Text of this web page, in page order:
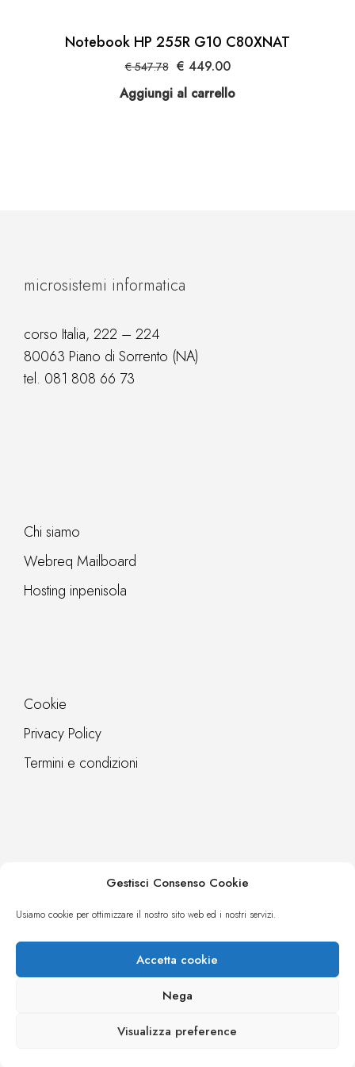
Gestisci Consenso Cookie
Usiamo cookie per ottimizzare il nostro sito web ed i nostri servizi.
Accetta cookie
Nega
Visualizza preference
Notebook HP 255R G10 C80XNAT
€547.78 Il
prezzo
originale
€ 449.00Il
attuale
Aggiungi al carrello
microsistemi informatica
corso Italia, 222 – 224
80063 Piano di Sorrento (NA)
tel. 081 808 66 73
Chi siamo
Webreq Mailboard
Hosting inpenisola
Cookie
Privacy Policy
Termini e condizioni
Webreq
526679 - Cap. Soc. Euro 10200 I.V. - corso Italia, 222 - 224 - 80063